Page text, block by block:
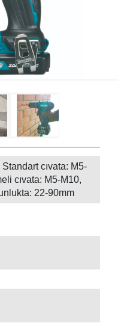
cıvata: M5-
cıvata: M5-M10,
22-90mm